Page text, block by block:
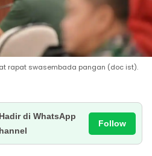
rapat swasembada pangan (doc ist).
di WhatsApp
Follow